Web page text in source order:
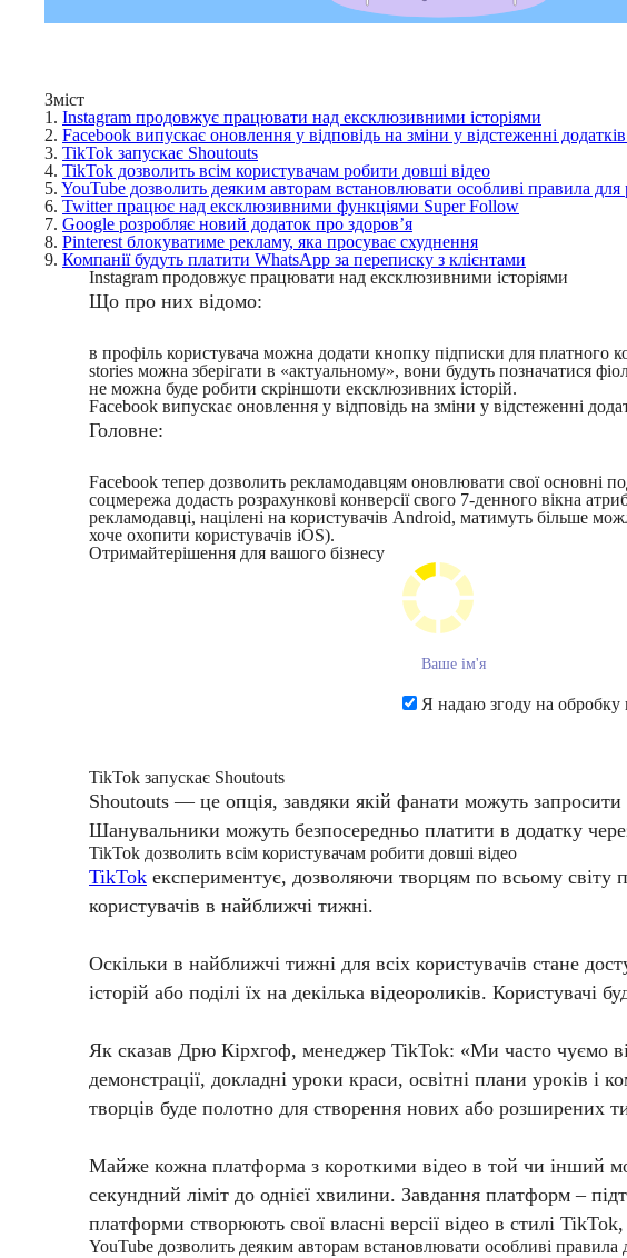
Зміст
1. Instagram продовжує працювати над ексклюзивними історіями
2. Facebook випускає оновлення у відповідь на зміни у відстеженні
3. TikTok запускає Shoutouts
4. TikTok дозволить всім користувачам робити довші відео
5. YouTube дозволить деяким авторам встановлювати особливі правила для
6. Twitter працює над ексклюзивними функціями Super Follow
7. Google розробляє новий додаток про здоров’я
8. Pinterest блокуватиме рекламу, яка просуває схуднення
9. Компанії будуть платити WhatsApp за переписку з клієнтами
Instagram продовжує працювати над ексклюзивними історіями
Що про них відомо:
в профіль користувача можна додати кнопку підписки для платного
stories можна зберігати в «актуальному», вони будуть позначатися
не можна буде робити скріншоти ексклюзивних історій.
Facebook випускає оновлення у відповідь на зміни у відстеженні
Головне:
Facebook тепер дозволить рекламодавцям оновлювати свої основні
соцмережа додасть розрахункові конверсії свого 7-денного вікна
рекламодавці, націлені на користувачів Android, матимуть більше
хоче охопити користувачів iOS).
Отримайтерішення для вашого бізнесу
Я надаю згоду на обробку
TikTok запускає Shoutouts
Shoutouts — це опція, завдяки якій фанати можуть
Шанувальники можуть безпосередньо платити в додатку
TikTok дозволить всім користувачам робити довші відео
TikTok експериментує, дозволяючи творцям по всьому світу
користувачів в найближчі тижні.
Оскільки в найближчі тижні для всіх користувачів стане
історій або поділі їх на декілька відеороликів.
Як сказав Дрю Кірхгоф, менеджер TikTok: «Ми часто чуємо
демонстрації, докладні уроки краси, освітні плани уроків
творців буде полотно для створення нових або розширених
Майже кожна платформа з короткими відео в той чи інший
секундний ліміт до однієї хвилини. Завдання платформ –
платформи створюють свої власні версії відео в стилі
YouTube дозволить деяким авторам встановлювати особливі правила